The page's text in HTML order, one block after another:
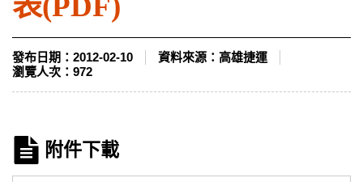
發布日期： 2012-02-10 資料來源： 高雄捷運
瀏覽人次： 972
附件下載